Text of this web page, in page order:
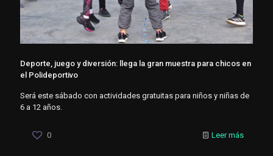
Deporte, juego y diversión: llega la gran muestra para chicos en
el Polideportivo
Será este sábado con actividades gratuitas para niños y niñas de
6 a 12 años.
0 Leer más